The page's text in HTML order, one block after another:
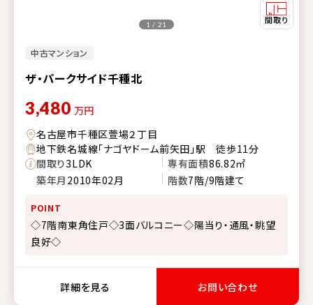
中古マンション
ザ・パークサイド千種北
1 / 21
3,480 万円
名古屋市千種区萱場２丁目
地下鉄名城線「ナゴヤドーム前矢田」駅 徒歩11分
間取り3LDK 専有面積86.82㎡
築年月 2010年02月 階数7階/9階建て
POINT
◇7階南東角住戸◇3面バルコニー◇陽当り・通風・眺望
良好◇
詳細を見る お問い合わせ